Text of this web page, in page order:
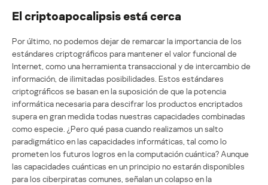
El criptoapocalipsis está cerca
Por último, no podemos dejar de remarcar la importancia de los
estándares criptográficos para mantener el valor funcional de
Internet, como una herramienta transaccional y de intercambio de
información, de ilimitadas posibilidades. Estos estándares
criptográficos se basan en la suposición de que la potencia
informática necesaria para descifrar los productos encriptados
supera en gran medida todas nuestras capacidades combinadas
como especie. ¿Pero qué pasa cuando realizamos un salto
paradigmático en las capacidades informáticas, tal como lo
prometen los futuros logros en la computación cuántica? Aunque
las capacidades cuánticas en un principio no estarán disponibles
para los ciberpiratas comunes, señalan un colapso en la